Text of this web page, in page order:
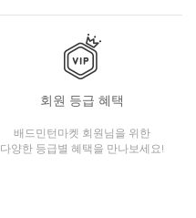
회원 등급 혜택
배드민턴마켓 회원님을 위한
다양한 등급별 혜택을 만나보세요!